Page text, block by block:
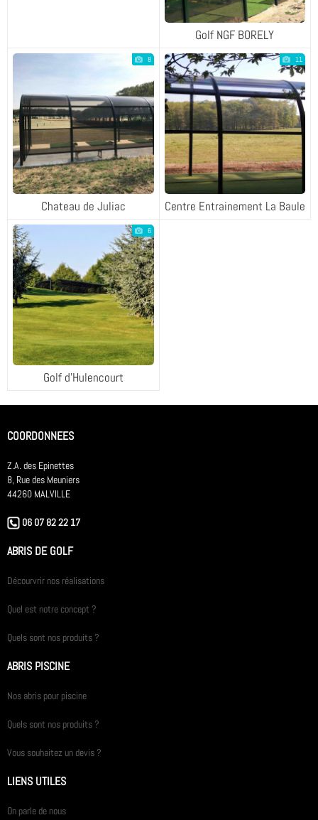
Golf NGF BORELY
8
Chateau de Juliac
11
Centre Entrainement La Baule
6
Golf d'Hulencourt
COORDONNEES
Z.A. des Epinettes
8, Rue des Meuniers
44260 MALVILLE
06 07 82 22 17
ABRIS DE GOLF
Décourvrir nos réalisations
Quel est notre concept ?
Quels sont nos produits ?
ABRIS PISCINE
Nos abris pour piscine
Quels sont nos produits ?
Vous souhaitez un devis ?
LIENS UTILES
On parle de nous